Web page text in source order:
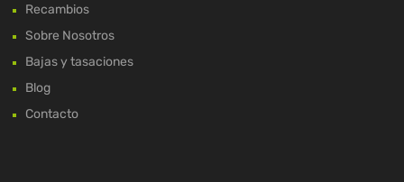
Recambios
Sobre Nosotros
Bajas y tasaciones
Blog
Contacto